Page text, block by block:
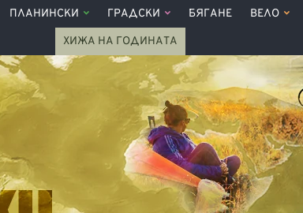
ПЛАНИНСКИ ГРАДСКИ БЯГАНЕ ВЕЛО
ХИЖА НА ГОДИНАТА